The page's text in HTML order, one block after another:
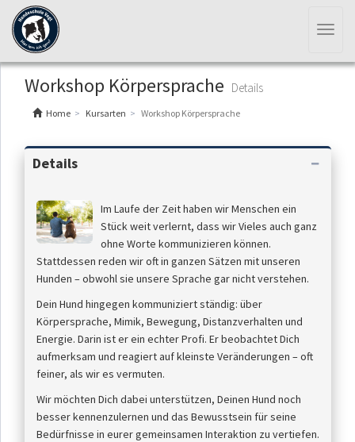
Workshop Körpersprache Details
Home Kursarten Workshop Körpersprache
Details
Im Laufe der Zeit haben wir Menschen ein
Stück weit verlernt, dass wir Vieles auch ganz
ohne Worte kommunizieren können.
Stattdessen reden wir oft in ganzen Sätzen mit unseren
Hunden – obwohl sie unsere Sprache gar nicht verstehen.
Dein Hund hingegen kommuniziert ständig: über
Körpersprache, Mimik, Bewegung, Distanzverhalten und
Energie. Darin ist er ein echter Profi. Er beobachtet Dich
aufmerksam und reagiert auf kleinste Veränderungen – oft
feiner, als wir es vermuten.
Wir möchten Dich dabei unterstützen, Deinen Hund noch
besser kennenzulernen und das Bewusstsein für seine
Bedürfnisse in eurer gemeinsamen Interaktion zu vertiefen.